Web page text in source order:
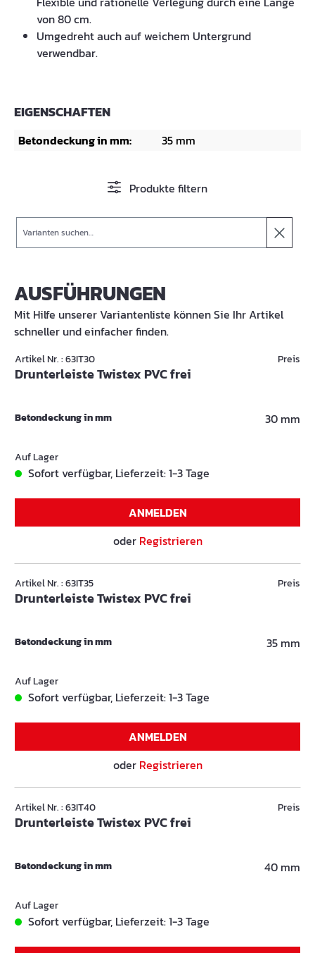
von 80 cm.
Umgedreht auch auf weichem Untergrund
verwendbar.
EIGENSCHAFTEN
Betondeckung in mm: 35 mm
Produkte filtern
AUSFÜHRUNGEN
Mit Hilfe unserer Variantenliste können Sie Ihr Artikel
schneller und einfacher finden.
Artikel Nr. : 63IT30
Drunterleiste Twistex PVC frei
Preis
Betondeckung in mm 30 mm
Auf Lager
Sofort verfügbar, Lieferzeit: 1-3 Tage
ANMELDEN
oder Registrieren
Artikel Nr. : 63IT35
Drunterleiste Twistex PVC frei
Preis
Betondeckung in mm 35 mm
Auf Lager
Sofort verfügbar, Lieferzeit: 1-3 Tage
ANMELDEN
oder Registrieren
Artikel Nr. : 63IT40
Drunterleiste Twistex PVC frei
Preis
Betondeckung in mm 40 mm
Auf Lager
Sofort verfügbar, Lieferzeit: 1-3 Tage